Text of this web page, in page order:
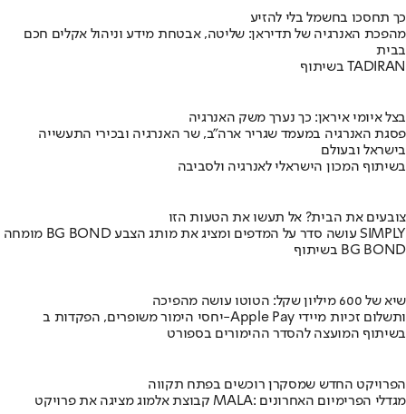
כך תחסכו בחשמל בלי להזיע
מהפכת האנרגיה של תדיראן: שליטה, אבטחת מידע וניהול אקלים חכם
בבית
בשיתוף TADIRAN
בצל איומי איראן: כך נערך משק האנרגיה
פסגת האנרגיה במעמד שגריר ארה"ב, שר האנרגיה ובכירי התעשייה
בישראל ובעולם
בשיתוף המכון הישראלי לאנרגיה ולסביבה
צובעים את הבית? אל תעשו את הטעות הזו
מומחה BG BOND עושה סדר על המדפים ומציג את מותג הצבע SIMPLY
בשיתוף BG BOND
שיא של 600 מיליון שקל: הטוטו עושה מהפיכה
יחסי הימור משופרים, הפקדות ב-Apple Pay ותשלום זכיות מיידי
בשיתוף המועצה להסדר ההימורים בספורט
הפרויקט החדש שמסקרן רוכשים בפתח תקווה
קבוצת אלמוג מציגה את פרויקט MALA: מגדלי הפרימיום האחרונים